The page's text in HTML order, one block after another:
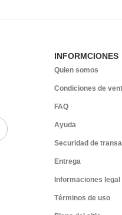
INFORMCIONES
Quien somos
Condiciones de
FAQ
Ayuda
Securidad de
Entrega
Informaciones legal
Términos de uso